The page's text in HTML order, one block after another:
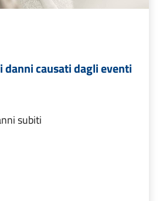
danni causati dagli eventi
subiti